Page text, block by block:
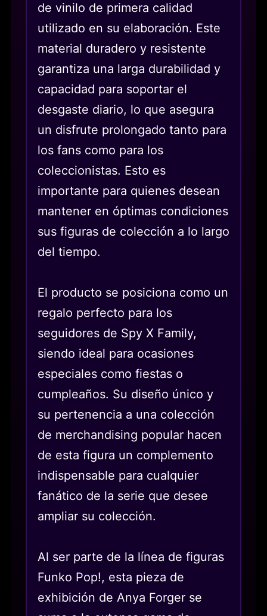
de vinilo de primera calidad
utilizado en su elaboración. Este
material duradero y resistente
garantiza una larga durabilidad y
capacidad para soportar el
desgaste diario, lo que asegura
un disfrute prolongado tanto para
los fans como para los
coleccionistas. Esto es
importante para quienes desean
mantener en óptimas condiciones
sus figuras de colección a lo largo
del tiempo.
El producto se posiciona como un
regalo perfecto para los
seguidores de Spy X Family,
siendo ideal para ocasiones
especiales como fiestas o
cumpleaños. Su diseño único y
su pertenencia a una colección
de merchandising popular hacen
de esta figura un complemento
indispensable para cualquier
fanático de la serie que desee
ampliar su colección.
Al ser parte de la línea de figuras
Funko Pop!, esta pieza de
exhibición de Anya Forger se